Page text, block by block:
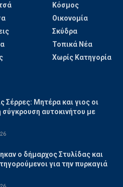
Κόσμος
Οικονομία
Σκύδρα
Τοπικά Νέα
Χωρίς Κατηγορία
Σέρρες: Μητέρα και γιος οι
σύγκρουση αυτοκινήτου με
ο δήμαρχος Στυλίδας και
για την πυρκαγιά